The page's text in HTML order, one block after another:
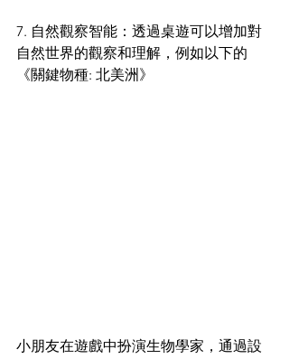
7. 自然觀察智能：透過桌遊可以增加對
自然世界的觀察和理解，例如以下的
《關鍵物種: 北美洲》
小朋友在遊戲中扮演生物學家，通過設